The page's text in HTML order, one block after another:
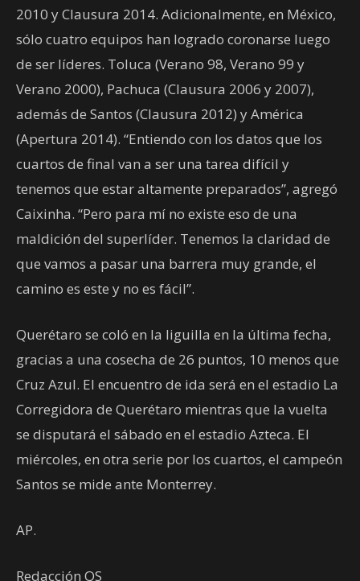
2010 y Clausura 2014. Adicionalmente, en México,
sólo cuatro equipos han logrado coronarse luego
de ser líderes. Toluca (Verano 98, Verano 99 y
Verano 2000), Pachuca (Clausura 2006 y 2007),
además de Santos (Clausura 2012) y América
(Apertura 2014). “Entiendo con los datos que los
cuartos de final van a ser una tarea difícil y
tenemos que estar altamente preparados”, agregó
Caixinha. “Pero para mí no existe eso de una
maldición del superlíder. Tenemos la claridad de
que vamos a pasar una barrera muy grande, el
camino es este y no es fácil”.
Querétaro se coló en la liguilla en la última fecha,
gracias a una cosecha de 26 puntos, 10 menos que
Cruz Azul. El encuentro de ida será en el estadio La
Corregidora de Querétaro mientras que la vuelta
se disputará el sábado en el estadio Azteca. El
miércoles, en otra serie por los cuartos, el campeón
Santos se mide ante Monterrey.
AP.
Redacción QS